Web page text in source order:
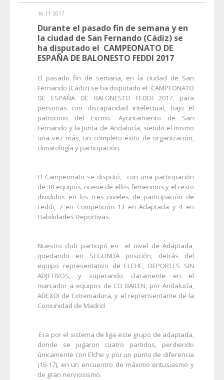
16·11·2017
Durante el pasado fin de semana y en
la ciudad de San Fernando (Cádiz) se
ha disputado el CAMPEONATO DE
ESPAÑA DE BALONESTO FEDDI 2017
El pasado fin de semana, en la ciudad de San
Fernando (Cádiz) se ha disputado el CAMPEONATO
DE ESPAÑA DE BALONESTO FEDDI 2017, para
personas con discapacidad intelectual, bajo el
patrocinio del Excmo. Ayuntamiento de San
Fernando y la Junta de Andalucía, siendo el mismo
una vez más, un completo éxito de organización,
climatología y participación.
El Campeonato se disputó, con una participación
de 38 equipos, nueve de ellos femeninos y el resto
divididos en los tres niveles de participación de
Feddi, 7 en Competición 13 en Adaptada y 4 en
Habilidades Deportivas.
Nuestro club participó en el nivel de Adaptada,
quedando en SEGUNDA posición, detrás del
equipo representativo de ELCHE, DEPORTES SIN
ADJETIVOS, y superando claramente en el
marcador a equipos de CO BAILEN, por Andalucía,
ADEXDI de Extremadura, y el reprensentante de la
Comunidad de Madrid
Era por el sistema de liga este grupo de adaptada,
donde se jugaron cuatro partidos, perdiendo
únicamente con Elche y por un punto de diferencia
(16-17), en un encuentro de máximo entusiasmo y
de gran nerviosismo.